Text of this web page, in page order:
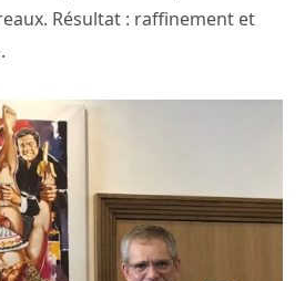
Résultat : raffinement et